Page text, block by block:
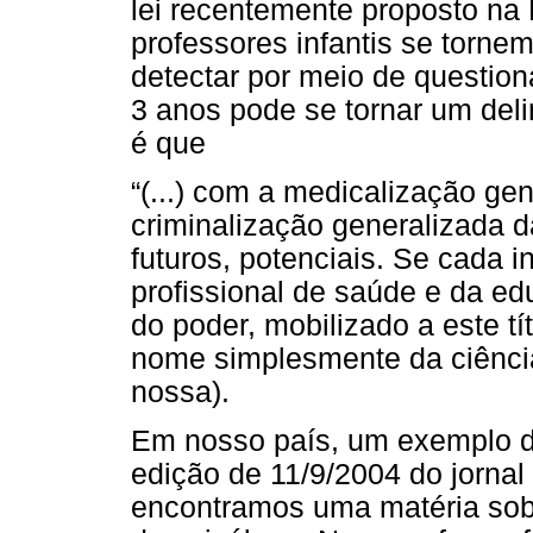
lei recentemente proposto
professores infantis se
detectar por meio de
3 anos pode se tornar um
é que
“(...) com a medicalização
criminalização generalizada
futuros, potenciais. Se cada
profissional de saúde e da
do poder, mobilizado a este
nome simplesmente da
nossa).
Em nosso país, um exemplo
edição de 11/9/2004 do jornal
encontramos uma matéria